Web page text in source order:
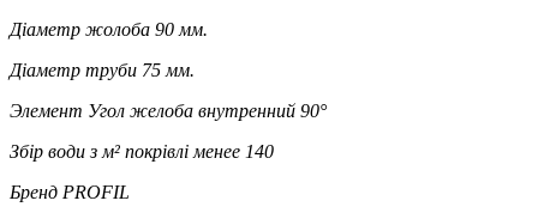
Діаметр жолоба 90 мм.
Діаметр труби 75 мм.
Элемент Угол желоба внутренний 90°
Збір води з м² покрівлі менее 140
Бренд PROFIL